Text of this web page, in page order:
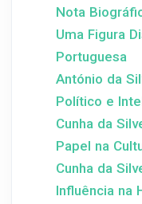
Nota
Uma Figura
Portuguesa
António da
Político e
Cunha da
Papel na
Cunha da
Influência na